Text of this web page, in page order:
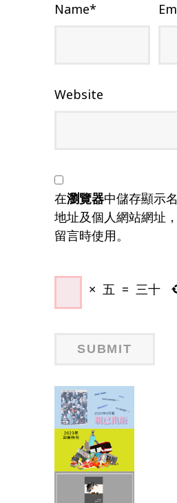
Name*
Website
在瀏覽器中儲存顯示
地址及個人網站網址
留言時使用。
× 五 = 三十